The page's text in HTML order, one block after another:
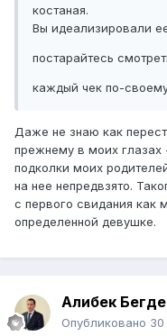
костаная.
Вы идеализировали
постарайтесь
каждый чек по-
Даже не знаю как
прежнему в моих глазах
подколки моих
на нее непредвзято.
с первого свидания как
определенной девушке.
Алибек
Опубликовано 30